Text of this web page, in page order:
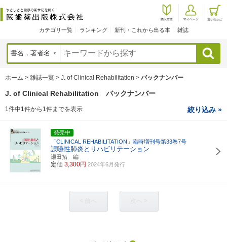
カテゴリ一覧 ランキング 新刊・これから出る本 雑誌
検索
ホーム > 雑誌一覧 > J. of Clinical Rehabilitation > バックナンバー
J. of Clinical Rehabilitation バックナンバー
1件中1件から1件までを表示 絞り込み »
発売中
「CLINICAL REHABILITATION」臨時増刊号第33巻7号
誤嚥性肺炎とリハビリテーション
瀬田拓 編
定価 3,300円 2024年6月発行